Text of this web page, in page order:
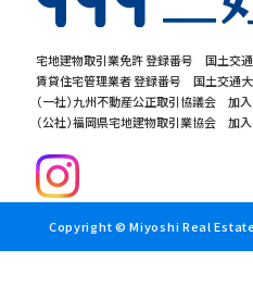
宅地建物取引業免許 登録番号 国土交通
賃貸住宅管理業者 登録番号 国土交通大
（一社）九州不動産公正取引協議会 加入
（公社）福岡県宅地建物取引業協会 加入
Copyright © Miyoshi Real